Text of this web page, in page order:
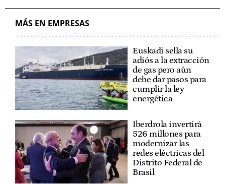
MÁS EN EMPRESAS
Euskadi sella su
adiós a la extracción
de gas pero aún
debe dar pasos para
cumplir la ley
energética
Iberdrola invertirá
526 millones para
modernizar las
redes eléctricas del
Distrito Federal de
Brasil